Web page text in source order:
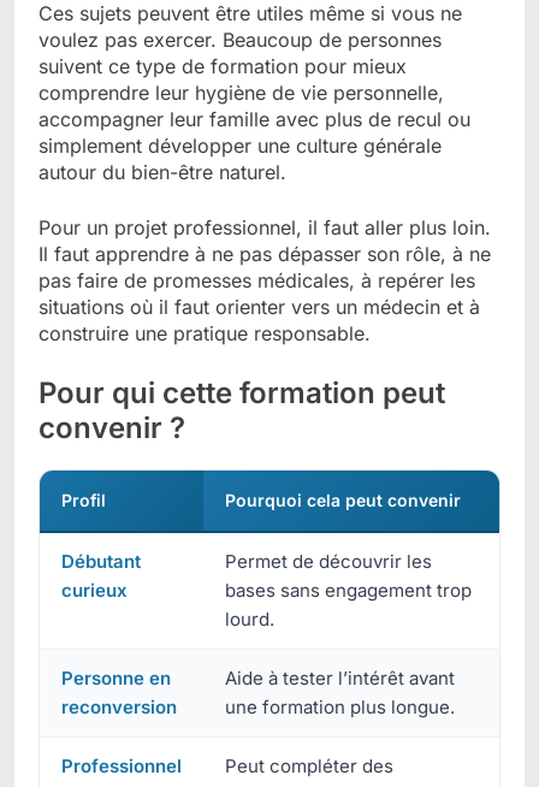
Ces sujets peuvent être utiles même si vous ne
voulez pas exercer. Beaucoup de personnes
suivent ce type de formation pour mieux
comprendre leur hygiène de vie personnelle,
accompagner leur famille avec plus de recul ou
simplement développer une culture générale
autour du bien-être naturel.
Pour un projet professionnel, il faut aller plus loin.
Il faut apprendre à ne pas dépasser son rôle, à ne
pas faire de promesses médicales, à repérer les
situations où il faut orienter vers un médecin et à
construire une pratique responsable.
Pour qui cette formation peut
convenir ?
Profil Pourquoi cela peut convenir
Débutant
curieux
Permet de découvrir les
bases sans engagement trop
lourd.
Personne en
reconversion
Aide à tester l’intérêt avant
une formation plus longue.
Professionnel
Peut compléter des